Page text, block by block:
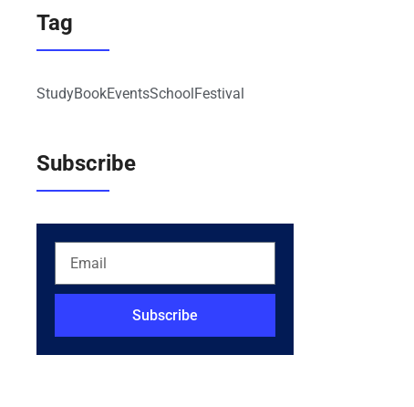
Tag
StudyBookEventsSchool Festival
Subscribe
Subscribe